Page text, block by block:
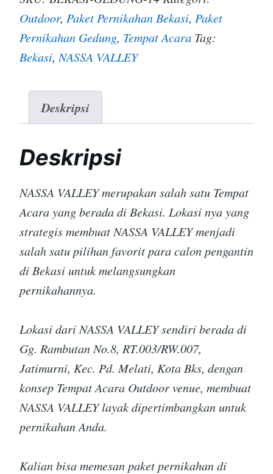
Outdoor, Paket Pernikahan Bekasi, Paket
Pernikahan Gedung, Tempat Acara Tag:
Bekasi,NASSA VALLEY
Deskripsi
Deskripsi
NASSA VALLEY merupakan salah satu Tempat
Acara yang berada di Bekasi. Lokasi nya yang
strategis membuat NASSA VALLEY menjadi
salah satu pilihan favorit para calon pengantin
di Bekasi untuk melangsungkan
pernikahannya.
Lokasi dari NASSA VALLEY sendiri berada di
Gg. Rambutan No.8, RT.003/RW.007,
Jatimurni, Kec. Pd. Melati, Kota Bks, dengan
konsep Tempat Acara Outdoor venue, membuat
NASSA VALLEY layak dipertimbangkan untuk
pernikahan Anda.
Kalian bisa memesan paket pernikahan di